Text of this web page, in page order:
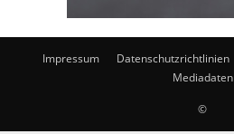
Impressum Datenschutzrichtlinien
Mediadaten
©